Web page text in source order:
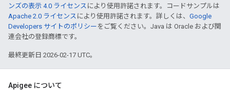
ンズの表示 4.0 ライセンス により使用許諾されます。コードサンプルは
Apache 2.0 ライセンス により使用許諾されます。詳しくは、 Google
Developers サイトのポリシー をご覧ください。Java は Oracle および関
連会社の登録商標です。
最終更新日 2026-02-17 UTC。
Apigee について